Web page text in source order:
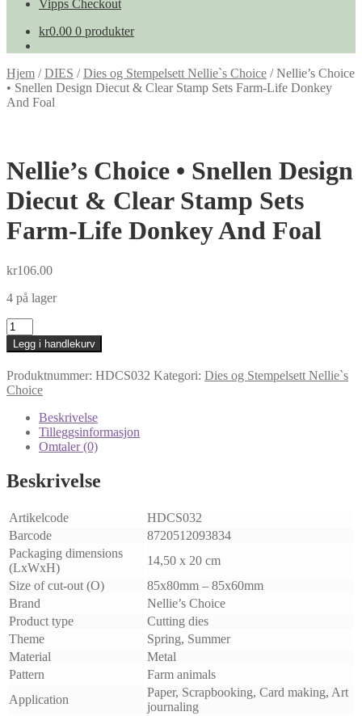
Vipps Checkout
kr0.00 0 produkter
Hjem /DIES /Dies og Stempelsett Nellie`s Choice /Nellie’s Choice
• Snellen Design Diecut & Clear Stamp Sets Farm-Life Donkey
And Foal
Nellie’s Choice • Snellen Design
Diecut & Clear Stamp Sets
Farm-Life Donkey And Foal
kr106.00
4 på lager
Nellie's
Choice
•
Snellen
Design
Diecut
Life
And
Foal
antall
Legg i handlekurv
Produktnummer: HDCS032 Kategori: Dies og Stempelsett Nellie`s
Choice
Beskrivelse
Tilleggsinformasjon
Omtaler (0)
Beskrivelse
Artikelcode
HDCS032
Barcode
8720512093834
Packaging dimensions
(LxWxH)
14,50 x 20 cm
Size of cut-out (O)
85x80mm – 85x60mm
Brand
Nellie’s Choice
Product type
Cutting dies
Theme
Spring, Summer
Material
Metal
Pattern
Farm animals
Application
Paper, Scrapbooking, Card making, Art
journaling